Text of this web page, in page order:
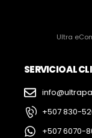
Ultra
SERVICIO AL
+507 830-
+507 6070-